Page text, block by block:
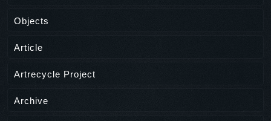
Objects
Article
Artrecycle Project
Archive